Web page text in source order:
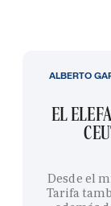
EL
Desde el
Tarifa
ALBERTO